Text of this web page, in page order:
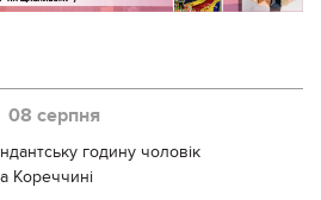
08 серпня
годину чоловік
Кореччині